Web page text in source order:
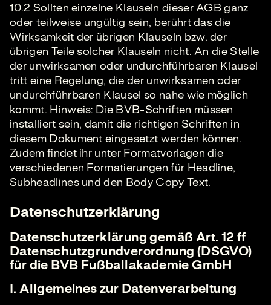
10.2 Sollten einzelne Klauseln dieser AGB ganz
oder teilweise ungültig sein, berührt das die
Wirksamkeit der übrigen Klauseln bzw. der
übrigen Teile solcher Klauseln nicht. An die Stelle
der unwirksamen oder undurchführbaren Klausel
tritt eine Regelung, die der unwirksamen oder
undurchführbaren Klausel so nahe wie möglich
kommt. Hinweis: Die BVB-Schriften müssen
installiert sein, damit die richtigen Schriften in
diesem Dokument eingesetzt werden können.
Zudem findet ihr unter Formatvorlagen die
verschiedenen Formatierungen für Headline,
Subheadlines und den Body Copy Text.
Datenschutzerklärung
Datenschutzerklärung gemäß Art. 12 ff
Datenschutzgrundverordnung (DSGVO)
für die BVB Fußballakademie GmbH
I. Allgemeines zur Datenverarbeitung